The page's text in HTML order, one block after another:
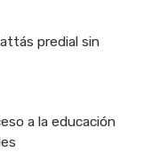
predial sin
a la educación